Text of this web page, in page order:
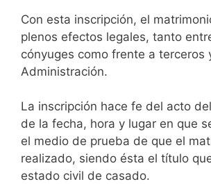
Con esta inscripción, el
plenos efectos legales, tanto
cónyuges como frente a terceros
Administración.
La inscripción hace fe del acto
de la fecha, hora y lugar en que
el medio de prueba de que el
realizado, siendo ésta el título
estado civil de casado.